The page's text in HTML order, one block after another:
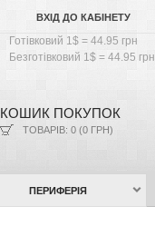
ВХІД ДО КАБІНЕТУ
Готівковий 1$ = 44.95 грн
Безготівковий 1$ = 44.95 грн
КОШИК ПОКУПОК
ТОВАРІВ: 0 (0 ГРН)
ПЕРИФЕРІЯ